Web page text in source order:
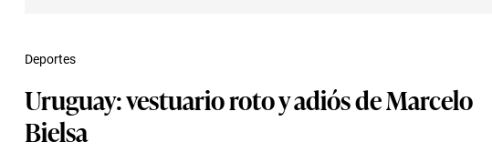
Uruguay: vestuario roto y adiós de Marcelo
Bielsa
Deportes